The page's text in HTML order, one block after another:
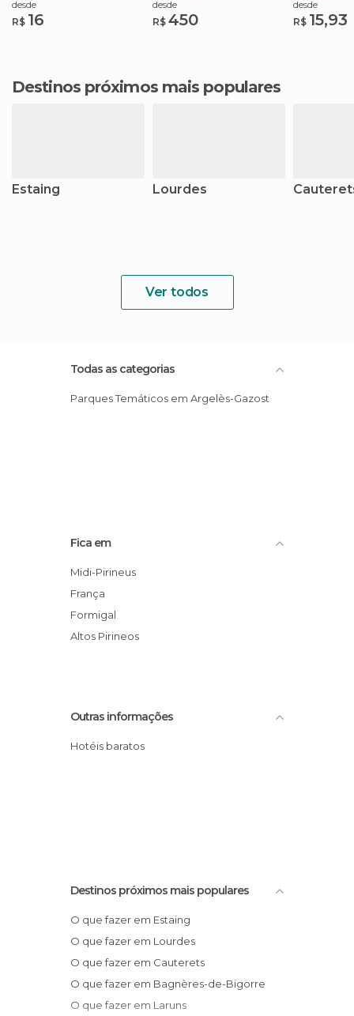
desde
R$ 16
desde
R$ 450
desde
R$ 15,93
Destinos próximos mais populares
Estaing Lourdes
Ver todos
Todas as categorias
Parques Temáticos em Argelès-Gazost
Fica em
Midi-Pirineus
França
Formigal
Altos Pirineos
Outras informações
Hotéis baratos
Destinos próximos mais populares
O que fazer em Estaing
O que fazer em Lourdes
O que fazer em Cauterets
O que fazer em Bagnères-de-Bigorre
O que fazer em Laruns